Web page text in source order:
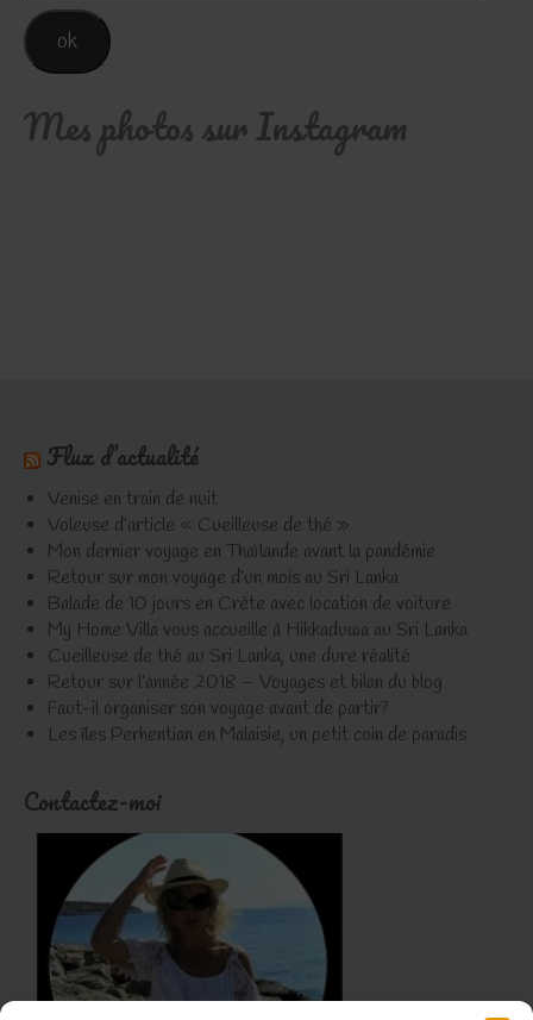
mail
ok
Mes photos sur Instagram
Flux d’actualité
Venise en train de nuit
Voleuse d’article « Cueilleuse de thé »
Mon dernier voyage en Thaïlande avant la pandémie
Retour sur mon voyage d’un mois au Sri Lanka
Balade de 10 jours en Crète avec location de voiture
My Home Villa vous accueille à Hikkaduwa au Sri Lanka
Cueilleuse de thé au Sri Lanka, une dure réalité
Retour sur l’année 2018 – Voyages et bilan du blog
Faut-il organiser son voyage avant de partir?
Les îles Perhentian en Malaisie, un petit coin de paradis
Contactez-moi